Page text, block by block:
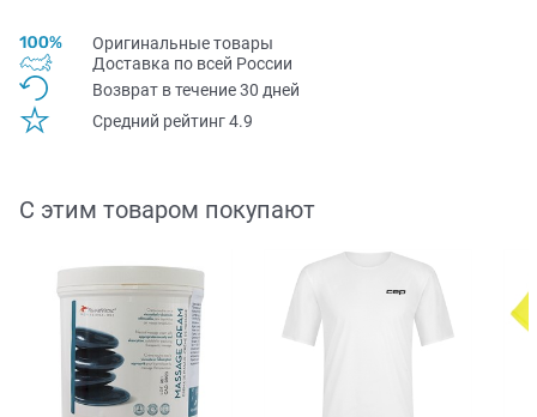
Оригинальные товары
Доставка по всей Pоссии
Возврат в течение 30 дней
Средний рейтинг 4.9
С этим товаром покупают